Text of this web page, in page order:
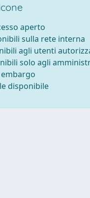
aperto
sulla rete interna
agli utenti
solo agli
disponibile